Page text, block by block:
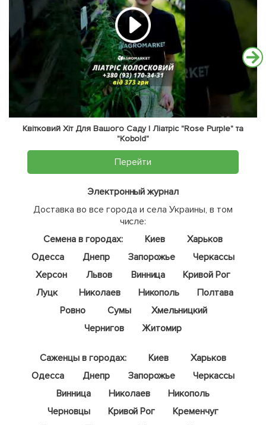
Квітковий Хіт Для Вашого Саду | Ліатріс "Rose Purple" та
"Kobold"
Перейти
Электронный журнал
Доставка во все города и села Украины, в том
числе:
Семена в городах:
Киев
Харьков
Одесса
Днепр Запорожье
Черкассы
Херсон
Львов Винница
Кривой Рог
Луцк
Николаев Никополь
Полтава
Ровно
Сумы
Хмельницкий
Чернигов
Житомир
Саженцы в городах: Киев
Харьков
Одесса
Днепр Запорожье
Черкассы
Винница
Николаев
Никополь
Черновцы
Кривой Рог
Кременчуг